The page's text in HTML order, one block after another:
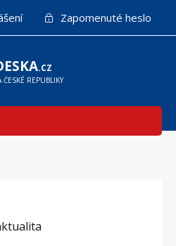
Zapomenuté heslo
.CZ
REPUBLIKY